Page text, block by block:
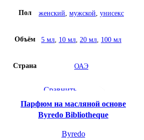
Пол женский мужской унисекс
Объём 5 мл 10 мл 20 мл 100 мл
Страна ОАЭ
Сравнить
Быстрый просмотр
Добавить в список желаний
Парфюм на масляной основе
Byredo Bibliotheque
Byredo